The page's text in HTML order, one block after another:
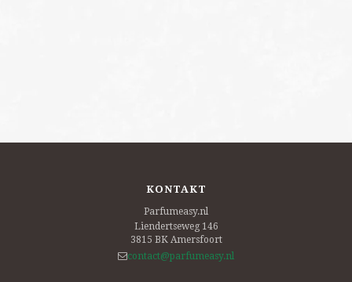
KONTAKT
Parfumeasy.nl
Liendertseweg 146
3815 BK Amersfoort
contact@parfumeasy.nl